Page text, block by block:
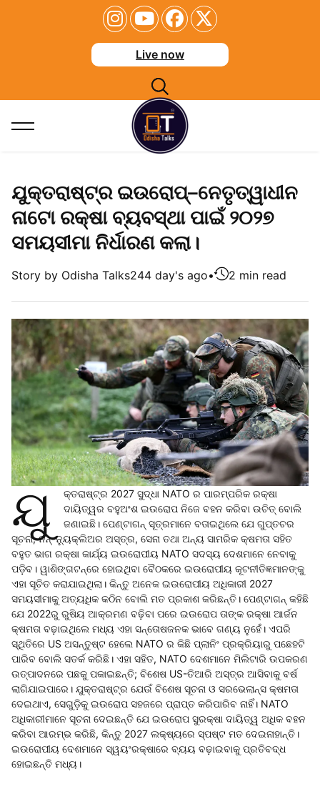
Live now
ଯୁକ୍ତରାଷ୍ଟ୍ର ଇଉରୋପ୍–ନେତୃତ୍ୱାଧୀନ
ନାଟୋ ରକ୍ଷା ବ୍ୟବସ୍ଥା ପାଇଁ ୨୦୨୭
ସମୟସୀମା ନିର୍ଧାରଣ କଲା।
Story by Odisha Talks244 day's ago• 2 min read
ଯୁ
କ୍ତରାଷ୍ଟ୍ର 2027 ସୁଦ୍ଧା NATO ର ପାରମ୍ପରିକ ରକ୍ଷା
ଦାୟିତ୍ୱର ବହୁଅଂଶ ଇଉରୋପ ନିଜେ ବହନ କରିବା ଉଚିତ୍ ବୋଲି
ଜଣାଇଛି। ପେଣ୍ଟାଗନ୍ ସୂତ୍ରମାନେ ବତାଇଥିଲେ ଯେ ଗୁପ୍ତଚର
ସୂଚନା, ନନ୍-ନ୍ୟୁକ୍ଲିଅର ଅସ୍ତ୍ର, ସେନା ତଥା ଅନ୍ୟ ସାମରିକ କ୍ଷମତା ସହିତ
ବହୁତ ଭାଗ ରକ୍ଷା କାର୍ଯ୍ୟ ଇଉରୋପୀୟ NATO ସଦସ୍ୟ ଦେଶମାନେ ନେବାକୁ
ପଡ଼ିବ। ୱାଶିଙ୍ଗଟନ୍‌ରେ ହୋଇଥିବା ବୈଠକରେ ଇଉରୋପୀୟ କୂଟନୀତିଜ୍ଞମାନଙ୍କୁ
ଏହା ସୂଚିତ କରାଯାଇଥିଲା। କିନ୍ତୁ ଅନେକ ଇଉରୋପୀୟ ଅଧିକାରୀ 2027
ସମୟସୀମାକୁ ଅତ୍ୟଧିକ କଠିନ ବୋଲି ମତ ପ୍ରକାଶ କରିଛନ୍ତି। ପେଣ୍ଟାଗନ୍ କହିଛି
ଯେ 2022ରୁ ରୁଷିୟ ଆକ୍ରମଣ ବଢ଼ିବା ପରେ ଇଉରୋପ ତାଙ୍କ ରକ୍ଷା ଆର୍ଜନ
କ୍ଷମତା ବଢ଼ାଇଥିଲେ ମଧ୍ୟ ଏହା ସନ୍ତୋଷଜନକ ଭାବେ ଗଣ୍ୟ ନୁହେଁ। ଏପରି
ସ୍ଥିତିରେ US ଅସନ୍ତୁଷ୍ଟ ହେଲେ NATO ର କିଛି ପ୍ଲାନିଂ ପ୍ରକ୍ରିୟାରୁ ପଛେହଟି
ପାରିବ ବୋଲି ସତର୍କ କରିଛି। ଏହା ସହିତ, NATO ଦେଶମାନେ ମିଲିଟାରି ଉପକରଣ
ଉତ୍ପାଦନରେ ପଛକୁ ପକାଇଛନ୍ତି; ବିଶେଷ US-ତିଆରି ଅସ୍ତ୍ର ଆସିବାକୁ ବର୍ଷ
ଲାଗିଯାଇପାରେ। ଯୁକ୍ତରାଷ୍ଟ୍ର ଯେଉଁ ବିଶେଷ ସୂଚନା ଓ ସରଭେଲାନ୍ସ କ୍ଷମତା
ଦେଇଥାଏ, ସେଗୁଡ଼ିକୁ ଇଉରୋପ ସହଜରେ ପ୍ରାପ୍ତ କରିପାରିବ ନାହିଁ। NATO
ଅଧିକାରୀମାନେ ସୂଚନା ଦେଇଛନ୍ତି ଯେ ଇଉରୋପ ସୁରକ୍ଷା ଦାୟିତ୍ୱ ଅଧିକ ବହନ
କରିବା ଆରମ୍ଭ କରିଛି, କିନ୍ତୁ 2027 ଲକ୍ଷ୍ୟରେ ସ୍ପଷ୍ଟ ମତ ଦେଇନାହାନ୍ତି।
ଇଉରୋପୀୟ ଦେଶମାନେ ସ୍ୱୟଂରକ୍ଷାରେ ବ୍ୟୟ ବଢ଼ାଇବାକୁ ପ୍ରତିବଦ୍ଧ
ହୋଇଛନ୍ତି ମଧ୍ୟ।